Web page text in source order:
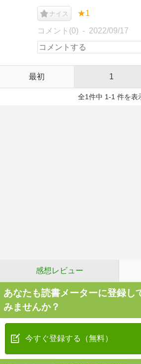
ナイス ★1
コメント(0) 2022/09/17
最初 1
全1件中 1-1 件を表
感想レビュー
あなたも読書メーターに登録し
みませんか？
今すぐ登録する（無料）